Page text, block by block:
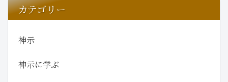
カテゴリー
神示
神示に学ぶ